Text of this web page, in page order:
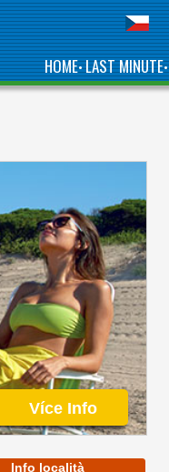
HOME•LAST MINUTE•
Více Info
Info località
DI